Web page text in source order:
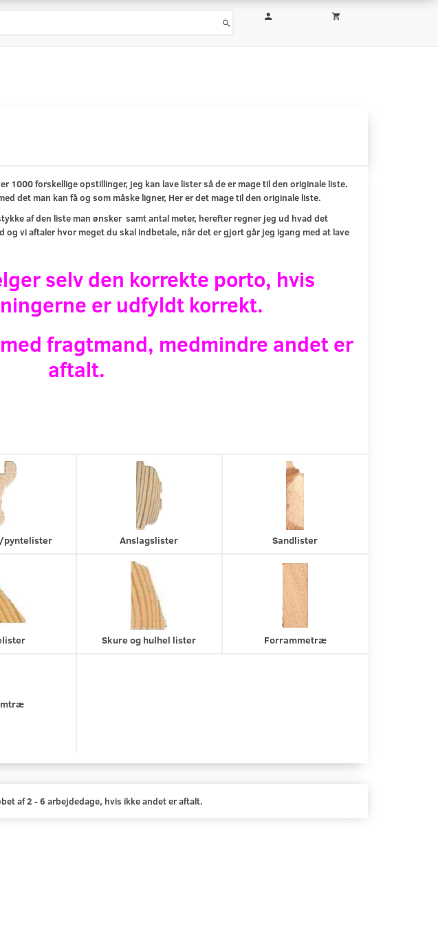
1000 forskellige opstillinger, jeg kan lave lister så de er mage til den originale liste.
det man kan få og som måske ligner, Her er det mage til den originale liste.
af den liste man ønsker samt antal meter, herefter regner jeg ud hvad det
og vi aftaler hvor meget du skal indbetale, når det er gjort går jeg igang med at lave
selv den korrekte porto, hvis
er udfyldt korrekt.
fragtmand, medmindre andet er
aftalt.
Anslagslister Sandlister
Skure og hulhel lister Forrammetræ
af2 - 6 arbejdedage, hvis ikke andet er aftalt.